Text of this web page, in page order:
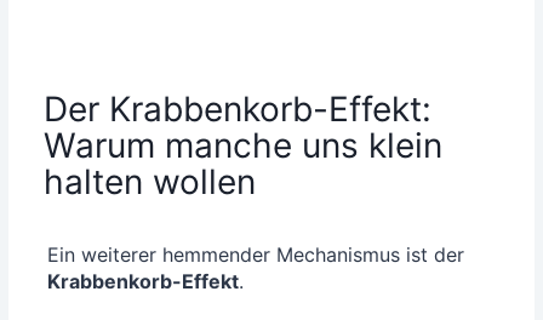
Der Krabbenkorb-Effekt:
Warum manche uns klein
halten wollen
Ein wei­te­rer hem­men­der Mecha­nis­mus ist der
Krab­ben­korb-Effekt.